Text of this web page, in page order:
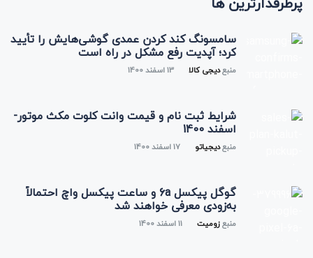
سامسونگ کند کردن عمدی گوشی‌هایش را تأیید
کرد؛ آپدیت رفع مشکل در راه است
منبعدیجی کالا 13 اسفند 1400
شرایط ثبت نام و قیمت وانت کلوت مکث موتور-
اسفند 1400
منبعدیجیاتو 17 اسفند 1400
گوگل پیکسل 6a و ساعت پیکسل واچ احتمالاً
به‌زودی معرفی خواهند شد
منبعزومیت 11 اسفند 1400